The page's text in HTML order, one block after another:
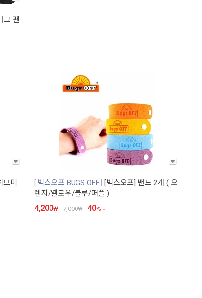
그 팬
미
벅스오프 BUGS OFF
[벅스오프] 밴드 2개 ( 오
렌지/옐로우/블루/퍼플 )
4,200₩ 7,000₩ 40%